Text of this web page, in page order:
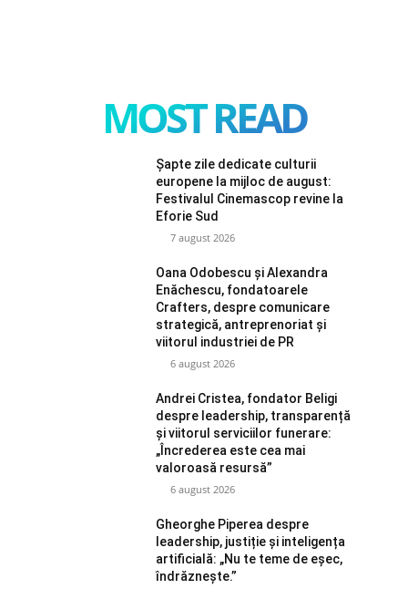
MOST READ
Șapte zile dedicate culturii
europene la mijloc de august:
Festivalul Cinemascop revine la
Eforie Sud
7 august 2026
Oana Odobescu și Alexandra
Enăchescu, fondatoarele
Crafters, despre comunicare
strategică, antreprenoriat și
viitorul industriei de PR
6 august 2026
Andrei Cristea, fondator Beligi
despre leadership, transparență
și viitorul serviciilor funerare:
„Încrederea este cea mai
valoroasă resursă”
6 august 2026
Gheorghe Piperea despre
leadership, justiție și inteligența
artificială: „Nu te teme de eșec,
îndrăznește.”